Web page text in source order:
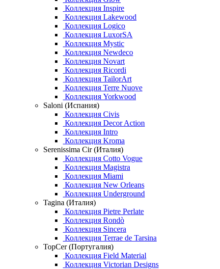
Коллекция Inspire
Коллекция Lakewood
Коллекция Logico
Коллекция LuxorSA
Коллекция Mystic
Коллекция Newdeco
Коллекция Novart
Коллекция Ricordi
Коллекция TailorArt
Коллекция Terre Nuove
Коллекция Yorkwood
Saloni (Испания)
Коллекция Civis
Коллекция Decor Action
Коллекция Intro
Коллекция Kroma
Serenissima Cir (Италия)
Коллекция Cotto Vogue
Коллекция Magistra
Коллекция Miami
Коллекция New Orleans
Коллекция Underground
Tagina (Италия)
Коллекция Pietre Perlate
Коллекция Rondò
Коллекция Sincera
Коллекция Terrae de Tarsina
TopCer (Португалия)
Коллекция Field Material
Коллекция Victorian Designs